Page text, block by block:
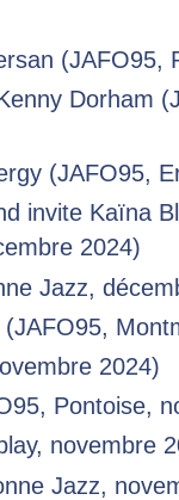
(JAFO95,
Dorham
(JAFO95,
invite Kaïna
2024)
Jazz,
2024)
Pontoise,
novembre
Jazz,